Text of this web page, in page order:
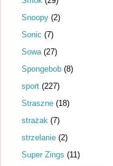
Snoopy (2)
Sonic (7)
Sowa (27)
Spongebob (8)
sport (227)
Straszne (18)
strażak (7)
strzelanie (2)
Super Zings (11)